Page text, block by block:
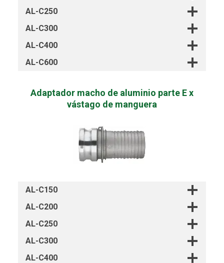
AL-C250
AL-C300
AL-C400
AL-C600
Adaptador macho de aluminio parte E x
vástago de manguera
AL-C150
AL-C200
AL-C250
AL-C300
AL-C400